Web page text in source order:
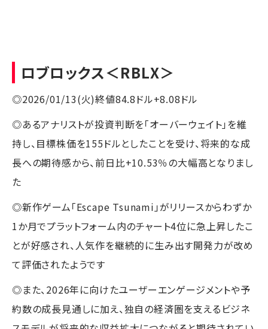
ロブロックス＜RBLX＞
◎2026/01/13(火)終値84.8ドル+8.08ドル
◎あるアナリストが投資判断を「オーバーウェイト」を維
持し、目標株価を155ドルとしたことを受け、将来的な成
長への期待感から、前日比+10.53％の大幅高となりまし
た
◎新作ゲーム「Escape Tsunami」がリリースからわずか
1か月でプラットフォーム内のチャート4位に急上昇したこ
とが好感され、人気作を継続的に生み出す開発力が改め
て評価されたようです
◎また、2026年に向けたユーザーエンゲージメントや予
約数の成長見通しに加え、独自の経済圏を支えるビジネ